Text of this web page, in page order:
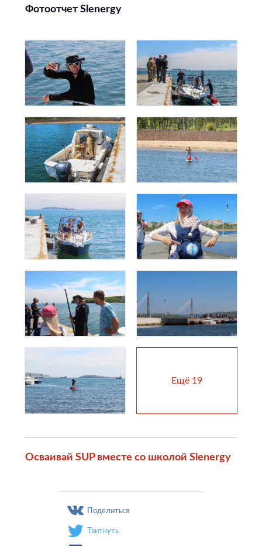
Фотоотчет Slenergy
Ещё 19
Осваивай SUP вместе со школой Slenergy
Поделиться
Твитнуть